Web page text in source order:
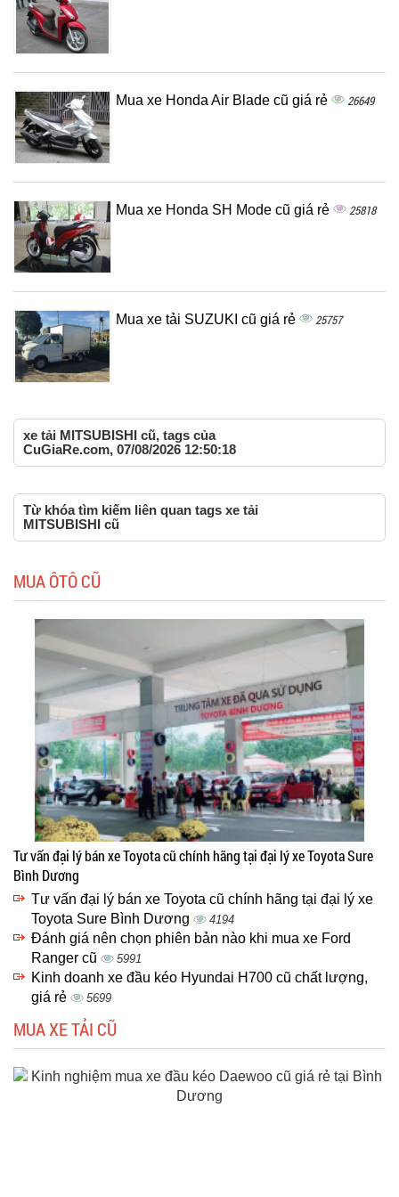
Mua xe Honda Air Blade cũ giá rẻ 26649
Mua xe Honda SH Mode cũ giá rẻ 25818
Mua xe tải SUZUKI cũ giá rẻ 25757
xe tải MITSUBISHI cũ, tags của
CuGiaRe.com, 07/08/2026 12:50:18
Từ khóa tìm kiếm liên quan tags xe tải
MITSUBISHI cũ
MUA ÔTÔ CŨ
Tư vấn đại lý bán xe Toyota cũ chính hãng tại đại lý xe Toyota Sure
Bình Dương
Tư vấn đại lý bán xe Toyota cũ chính hãng tại đại lý xe
Toyota Sure Bình Dương
4194
Đánh giá nên chọn phiên bản nào khi mua xe Ford
Ranger cũ
5991
Kinh doanh xe đầu kéo Hyundai H700 cũ chất lượng,
giá rẻ
5699
MUA XE TẢI CŨ